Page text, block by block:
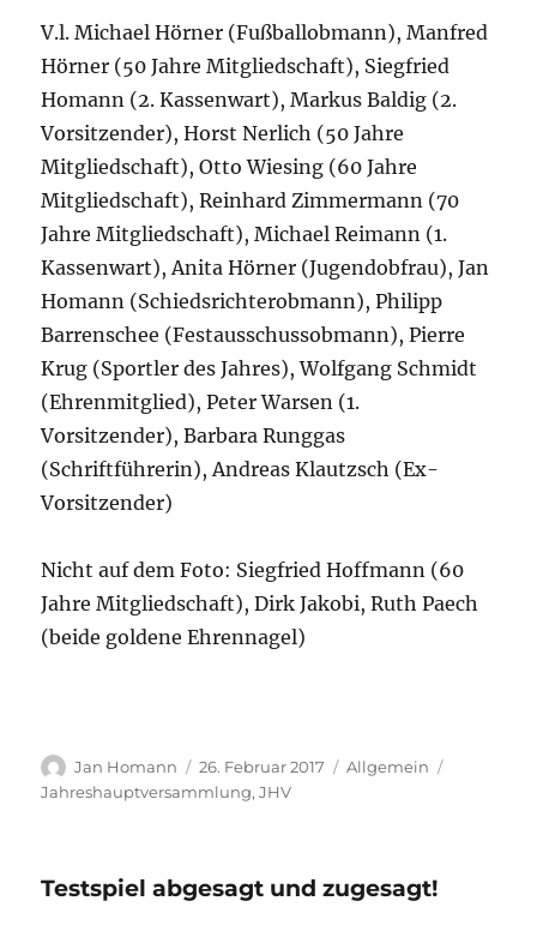
V.l. Michael Hörner (Fußballobmann), Manfred
Hörner (50 Jahre Mitgliedschaft), Siegfried
Homann (2. Kassenwart), Markus Baldig (2.
Vorsitzender), Horst Nerlich (50 Jahre
Mitgliedschaft), Otto Wiesing (60 Jahre
Mitgliedschaft), Reinhard Zimmermann (70
Jahre Mitgliedschaft), Michael Reimann (1.
Kassenwart), Anita Hörner (Jugendobfrau), Jan
Homann (Schiedsrichterobmann), Philipp
Barrenschee (Festausschussobmann), Pierre
Krug (Sportler des Jahres), Wolfgang Schmidt
(Ehrenmitglied), Peter Warsen (1.
Vorsitzender), Barbara Runggas
(Schriftführerin), Andreas Klautzsch (Ex-
Vorsitzender)
Nicht auf dem Foto: Siegfried Hoffmann (60
Jahre Mitgliedschaft), Dirk Jakobi, Ruth Paech
(beide goldene Ehrennagel)
Autor
Jan Homann
Veröffentlicht
am
26. Februar 2017 Kategorien
Allgemein
Jahreshauptversammlung,JHV
Testspiel abgesagt und zugesagt!